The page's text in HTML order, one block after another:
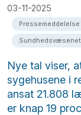
03-11-2025
Pressemeddelelse
Sundhedsvæsenet
Nye tal viser,
sygehusene i
ansat 21.808
er knap 19